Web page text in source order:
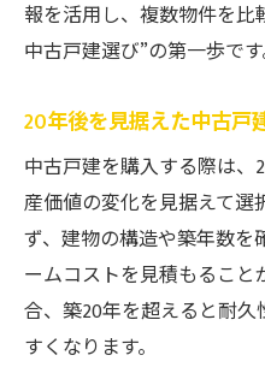
報を活用し、複数物件を
中古戸建選び”の第一歩です
20年後を見据えた中古戸
中古戸建を購入する際は
産価値の変化を見据えて選
ず、建物の構造や築年数を
ームコストを見積もるこ
合、築20年を超えると耐
すくなります。